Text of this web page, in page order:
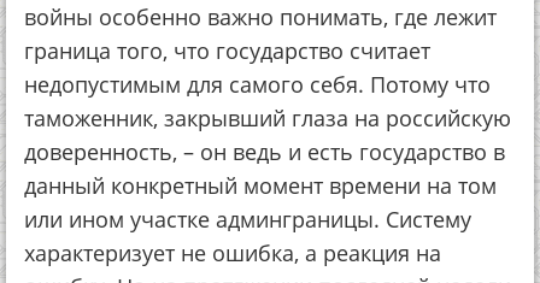
войны особенно важно понимать, где лежит
граница того, что государство считает
недопустимым для самого себя. Потому что
таможенник, закрывший глаза на российскую
доверенность, – он ведь и есть государство в
данный конкретный момент времени на том
или ином участке админграницы. Систему
характеризует не ошибка, а реакция на